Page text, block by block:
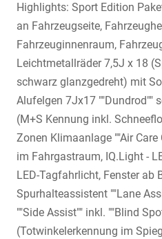
Highlights: Sport Edition
an Fahrzeugseite,
Fahrzeuginnenraum,
Leichtmetallräder 7,5J x 18
schwarz glanzgedreht) mit
Alufelgen 7Jx17 ""Dundrod""
(M+S Kennung inkl.
Zonen Klimaanlage ""Air
im Fahrgastraum, IQ.Light -
LED-Tagfahrlicht, Fenster ab
Spurhalteassistent ""Lane
""Side Assist"" inkl. ""Blind
(Totwinkelerkennung im